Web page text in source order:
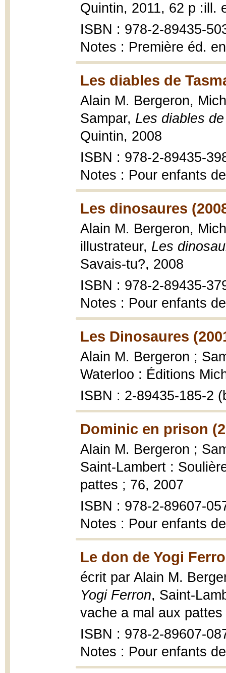
Quintin, 2011, 62 p :ill.
ISBN : 978-2-89435-
Notes : Première éd.
Les diables de
Alain M. Bergeron,
Sampar, Les diables
Quintin, 2008
ISBN : 978-2-89435-
Notes : Pour enfants
Les dinosaures
Alain M. Bergeron,
illustrateur, Les
Savais-tu?, 2008
ISBN : 978-2-89435-
Notes : Pour enfants
Les Dinosaures
Alain M. Bergeron ;
Waterloo : Éditions
ISBN : 2-89435-185-2
Dominic en prison
Alain M. Bergeron ;
Saint-Lambert :
pattes ; 76, 2007
ISBN : 978-2-89607-
Notes : Pour enfants
Le don de Yogi
écrit par Alain M.
Yogi Ferron, Saint-
vache a mal aux
ISBN : 978-2-89607-
Notes : Pour enfants